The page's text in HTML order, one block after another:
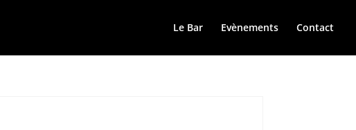
Le Bar Evènements Contact